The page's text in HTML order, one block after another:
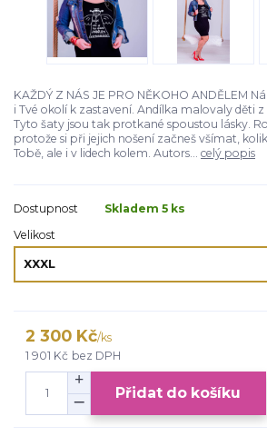
KAŽDÝ Z NÁS JE PRO NĚKOHO ANDĚLEM
i Tvé okolí k zastavení. Andílka malovaly děti
Tyto šaty jsou tak protkané spoustou lásky.
protože si při jejich nošení začneš všímat,
Tobě, ale i v lidech kolem. Autors... celý popis
Dostupnost
Skladem 5 ks
Velikost
2 300 Kč/ks
1 901 Kč bez DPH
Přidat do košíku